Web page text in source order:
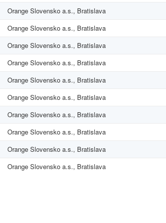
Orange Slovensko a.s., Bratislava
Orange Slovensko a.s., Bratislava
Orange Slovensko a.s., Bratislava
Orange Slovensko a.s., Bratislava
Orange Slovensko a.s., Bratislava
Orange Slovensko a.s., Bratislava
Orange Slovensko a.s., Bratislava
Orange Slovensko a.s., Bratislava
Orange Slovensko a.s., Bratislava
Orange Slovensko a.s., Bratislava